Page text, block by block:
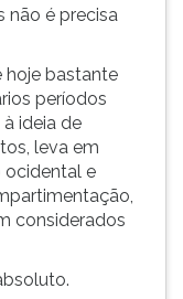
não é precisa
hoje bastante
períodos
ideia de
leva em
ocidental e
considerados